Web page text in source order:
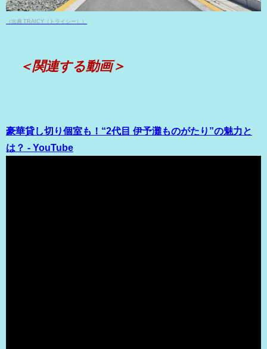
（出典 TRAICY（トライシー））
＜関連する動画＞
豪華貸し切り個室も！“2代目 伊予灘ものがたり”の魅力と
は？ - YouTube